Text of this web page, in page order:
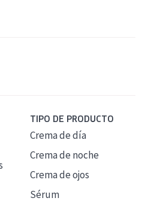
TIPO DE PRODUCTO
Crema de día
Crema de noche
Crema de ojos
Sérum